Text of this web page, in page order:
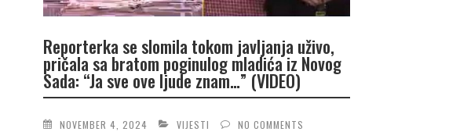
Reporterka se slomila tokom javljanja uživo,
pričala sa bratom poginulog mladića iz Novog
Sada: “Ja sve ove ljude znam…” (VIDEO)
NOVEMBER 4, 2024 VIJESTI NO COMMENTS